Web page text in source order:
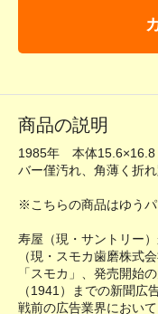
商品の説明
1985年 本体
バー僅汚れ、角薄く折
※こちらの商品はゆうパ
寿屋（現・サントリー
（現・スモカ歯磨株式
「スモカ」、発売開始
（1941）までの新聞広
戦前の広告業界におい